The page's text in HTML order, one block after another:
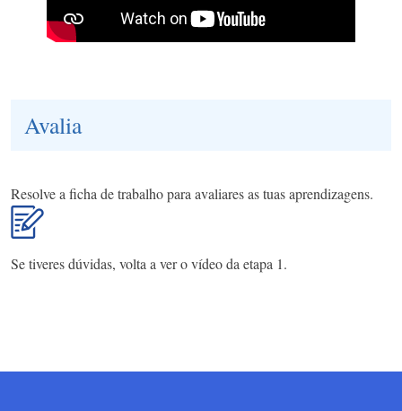
Avalia
Resolve a ficha de trabalho para avaliares as tuas aprendizagens.
Se tiveres dúvidas, volta a ver o vídeo da etapa 1.